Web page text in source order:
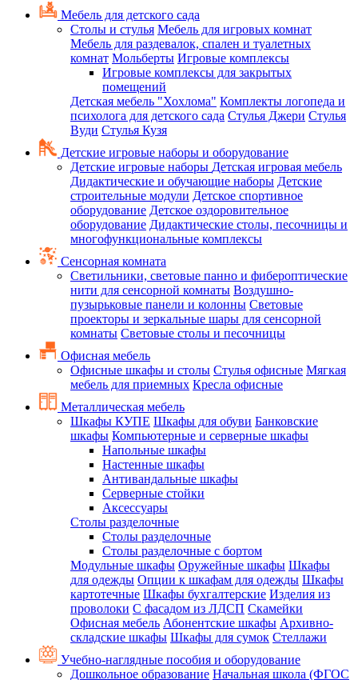
Мебель для детского сада
Столы и стулья Мебель для игровых комнат
Мебель для раздевалок, спален и туалетных
комнат Мольберты Игровые комплексы
Игровые комплексы для закрытых
помещений
Детская мебель "Хохлома" Комплекты логопеда и
психолога для детского сада Стулья Джери Стулья
Вуди Стулья Кузя
Детские игровые наборы и оборудование
Детские игровые наборы Детская игровая мебель
Дидактические и обучающие наборы Детские
строительные модули Детское спортивное
оборудование Детское оздоровительное
оборудование Дидактические столы, песочницы и
многофункциональные комплексы
Сенсорная комната
Светильники, световые панно и фибероптические
нити для сенсорной комнаты Воздушно-
пузырьковые панели и колонны Световые
проекторы и зеркальные шары для сенсорной
комнаты Световые столы и песочницы
Офисная мебель
Офисные шкафы и столы Стулья офисные Мягкая
мебель для приемных Кресла офисные
Металлическая мебель
Шкафы КУПЕ Шкафы для обуви Банковские
шкафы Компьютерные и серверные шкафы
Напольные шкафы
Настенные шкафы
Антивандальные шкафы
Серверные стойки
Аксессуары
Столы разделочные
Столы разделочные
Столы разделочные с бортом
Модульные шкафы Оружейные шкафы Шкафы
для одежды Опции к шкафам для одежды Шкафы
картотечные Шкафы бухгалтерские Изделия из
проволоки С фасадом из ЛДСП Скамейки
Офисная мебель Абонентские шкафы Архивно-
складские шкафы Шкафы для сумок Стеллажи
Учебно-наглядные пособия и оборудование
Дошкольное образование Начальная школа (ФГОС